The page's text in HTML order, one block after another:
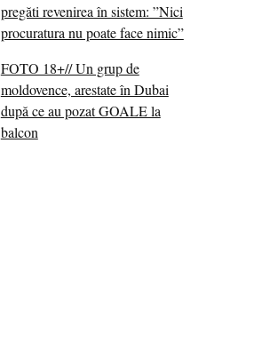
pregăti revenirea în sistem: ”Nici
procuratura nu poate face nimic”
FOTO 18+// Un grup de
moldovence, arestate în Dubai
după ce au pozat GOALE la
balcon